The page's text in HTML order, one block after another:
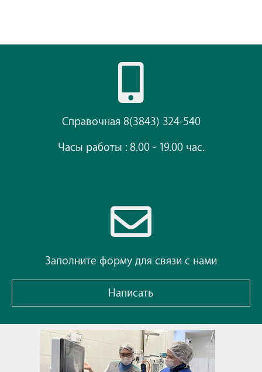
Справочная 8(3843) 324-540
Часы работы : 8.00 - 19.00 час.
Заполните форму для связи с нами
Написать